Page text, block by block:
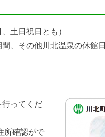
日祝日とも）
、その他川北温泉の休館日
行ってくだ
所確認がで